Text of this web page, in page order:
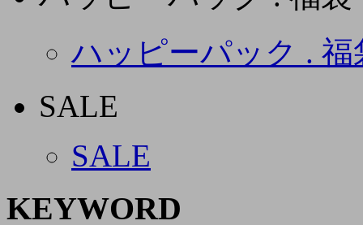
ハッピーパック . 福
SALE
SALE
KEYWORD